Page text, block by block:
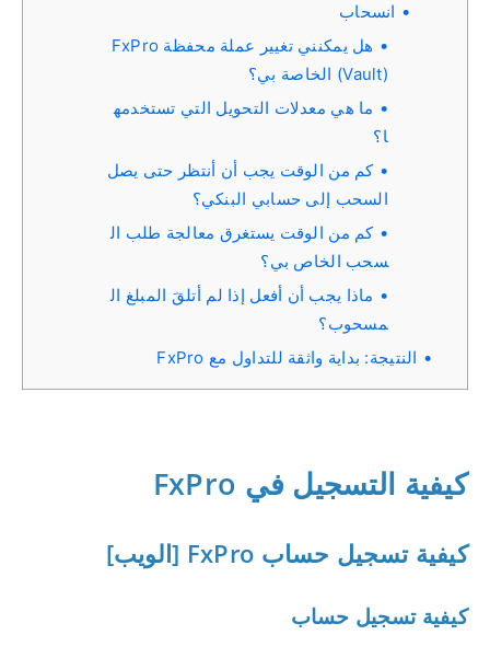
انسحاب
هل يمكنني تغيير عملة محفظة FxPro
(Vault) الخاصة بي؟
ما هي معدلات التحويل التي تستخدمه
ا؟
كم من الوقت يجب أن أنتظر حتى يصل
السحب إلى حسابي البنكي؟
كم من الوقت يستغرق معالجة طلب ال
سحب الخاص بي؟
ماذا يجب أن أفعل إذا لم أتلقَ المبلغ ال
مسحوب؟
النتيجة: بداية واثقة للتداول مع FxPro
كيفية التسجيل في FxPro
كيفية تسجيل حساب FxPro [الويب]
كيفية تسجيل حساب